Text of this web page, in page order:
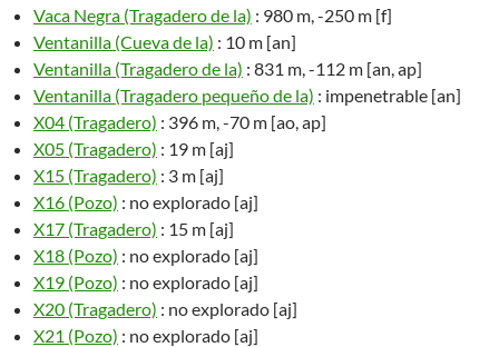
Vaca Negra (Tragadero de la) : 980 m, -250 m [f]
Ventanilla (Cueva de la) : 10 m [an]
Ventanilla (Tragadero de la) : 831 m, -112 m [an, ap]
Ventanilla (Tragadero pequeño de la) : impenetrable [an]
X04 (Tragadero) : 396 m, -70 m [ao, ap]
X05 (Tragadero) : 19 m [aj]
X15 (Tragadero) : 3 m [aj]
X16 (Pozo) : no explorado [aj]
X17 (Tragadero) : 15 m [aj]
X18 (Pozo) : no explorado [aj]
X19 (Pozo) : no explorado [aj]
X20 (Tragadero) : no explorado [aj]
X21 (Pozo) : no explorado [aj]